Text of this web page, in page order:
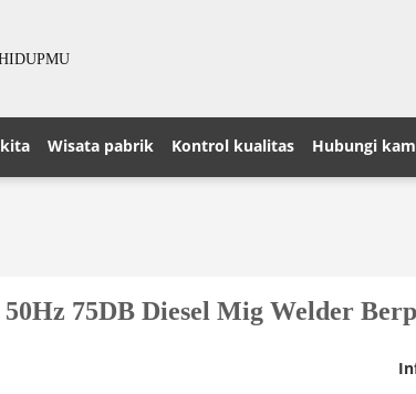
Wisata pabrik Kontrol kualitas Hubungi
75DB Diesel Mig Welder